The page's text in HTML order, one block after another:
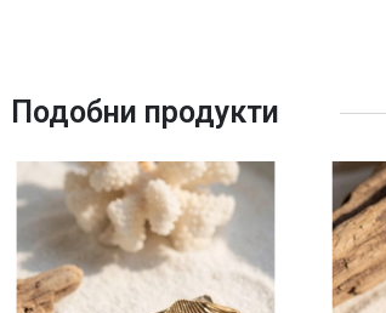
Подобни продукти